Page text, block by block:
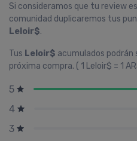
Si consideramos que tu review
comunidad duplicaremos tus
Leloir$.
Tus Leloir$ acumulados podrán
próxima compra. ( 1 Leloir$ = 1
5
4
3